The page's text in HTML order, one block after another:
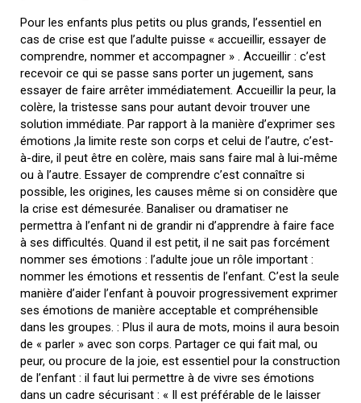
Pour les enfants plus petits ou plus grands, l’essentiel en
cas de crise est que l’adulte puisse « accueillir, essayer de
comprendre, nommer et accompagner » . Accueillir : c’est
recevoir ce qui se passe sans porter un jugement, sans
essayer de faire arrêter immédiatement. Accueillir la peur, la
colère, la tristesse sans pour autant devoir trouver une
solution immédiate. Par rapport à la manière d’exprimer ses
émotions ,la limite reste son corps et celui de l’autre, c’est-
à-dire, il peut être en colère, mais sans faire mal à lui-même
ou à l’autre. Essayer de comprendre c’est connaître si
possible, les origines, les causes même si on considère que
la crise est démesurée. Banaliser ou dramatiser ne
permettra à l’enfant ni de grandir ni d’apprendre à faire face
à ses difficultés. Quand il est petit, il ne sait pas forcément
nommer ses émotions : l’adulte joue un rôle important :
nommer les émotions et ressentis de l’enfant. C’est la seule
manière d’aider l’enfant à pouvoir progressivement exprimer
ses émotions de manière acceptable et compréhensible
dans les groupes. : Plus il aura de mots, moins il aura besoin
de « parler » avec son corps. Partager ce qui fait mal, ou
peur, ou procure de la joie, est essentiel pour la construction
de l’enfant : il faut lui permettre à de vivre ses émotions
dans un cadre sécurisant : « Il est préférable de le laisser